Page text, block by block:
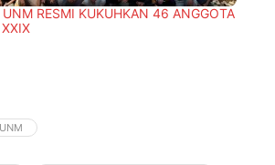
RESMI KUKUHKAN 46 ANGGOTA
UNM